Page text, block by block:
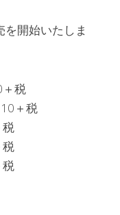
開始いたしま
＋税
＋税
税
税
税